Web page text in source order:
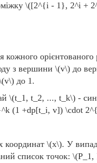
\([2^{i - 1}, 2^i +
орієнтованого
з вершини \(v\) до
до 1.
\(t_1, t_2, ..., t_k\) -
(1 +dp[t_i, v]) \cdot
координат \(x\). У
список точок: \(P_1,